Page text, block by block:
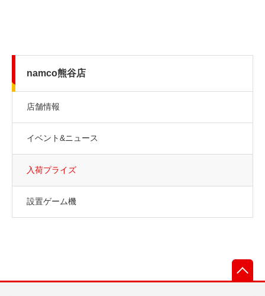
namco熊谷店
店舗情報
イベント&ニュース
入荷プライズ
設置ゲーム機